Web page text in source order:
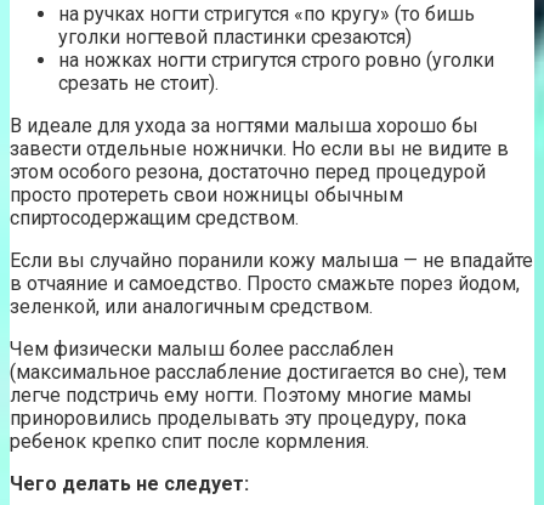
на ручках ногти стригутся «по кругу» (то бишь
уголки ногтевой пластинки срезаются)
на ножках ногти стригутся строго ровно (уголки
срезать не стоит).
В идеале для ухода за ногтями малыша хорошо бы
завести отдельные ножнички. Но если вы не видите в
этом особого резона, достаточно перед процедурой
просто протереть свои ножницы обычным
спиртосодержащим средством.
Если вы случайно поранили кожу малыша — не впадайте
в отчаяние и самоедство. Просто смажьте порез йодом,
зеленкой, или аналогичным средством.
Чем физически малыш более расслаблен
(максимальное расслабление достигается во сне), тем
легче подстричь ему ногти. Поэтому многие мамы
приноровились проделывать эту процедуру, пока
ребенок крепко спит после кормления.
Чего делать не следует: